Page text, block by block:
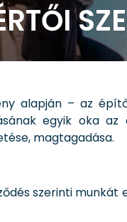
alapján – az
egyik oka az
magtagadása.
szerinti